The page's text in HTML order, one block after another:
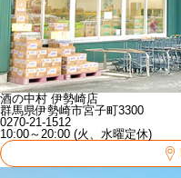
酒の中村 伊勢崎店
群馬県伊勢崎市宮子町3300
0270-21-1512
10:00～20:00 (火、水曜定休)